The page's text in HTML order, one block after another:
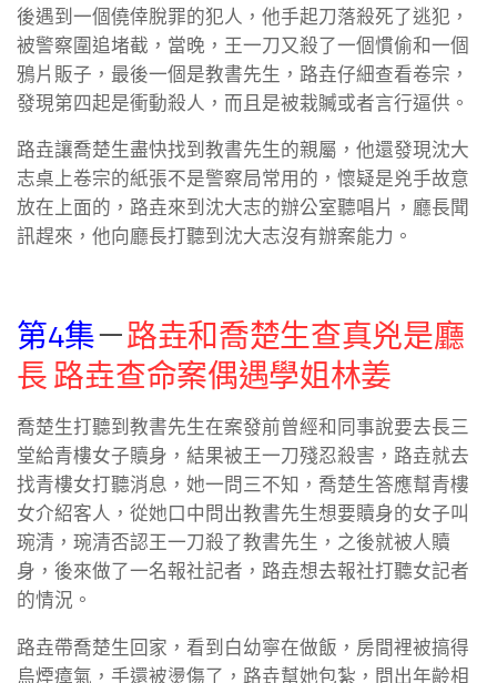
後遇到一個僥倖脫罪的犯人，他手起刀落殺死了逃犯，
被警察圍追堵截，當晚，王一刀又殺了一個慣偷和一個
鴉片販子，最後一個是教書先生，路垚仔細查看卷宗，
發現第四起是衝動殺人，而且是被栽贓或者言行逼供。
路垚讓喬楚生盡快找到教書先生的親屬，他還發現沈大
志桌上卷宗的紙張不是警察局常用的，懷疑是兇手故意
放在上面的，路垚來到沈大志的辦公室聽唱片，廳長聞
訊趕來，他向廳長打聽到沈大志沒有辦案能力。
第4集－路垚和喬楚生查真兇是廳
長 路垚查命案偶遇學姐林姜
喬楚生打聽到教書先生在案發前曾經和同事說要去長三
堂給青樓女子贖身，結果被王一刀殘忍殺害，路垚就去
找青樓女打聽消息，她一問三不知，喬楚生答應幫青樓
女介紹客人，從她口中問出教書先生想要贖身的女子叫
琬清，琬清否認王一刀殺了教書先生，之後就被人贖
身，後來做了一名報社記者，路垚想去報社打聽女記者
的情況。
路垚帶喬楚生回家，看到白幼寧在做飯，房間裡被搞得
烏煙瘴氣，手還被燙傷了，路垚幫她包紮，問出年齡相